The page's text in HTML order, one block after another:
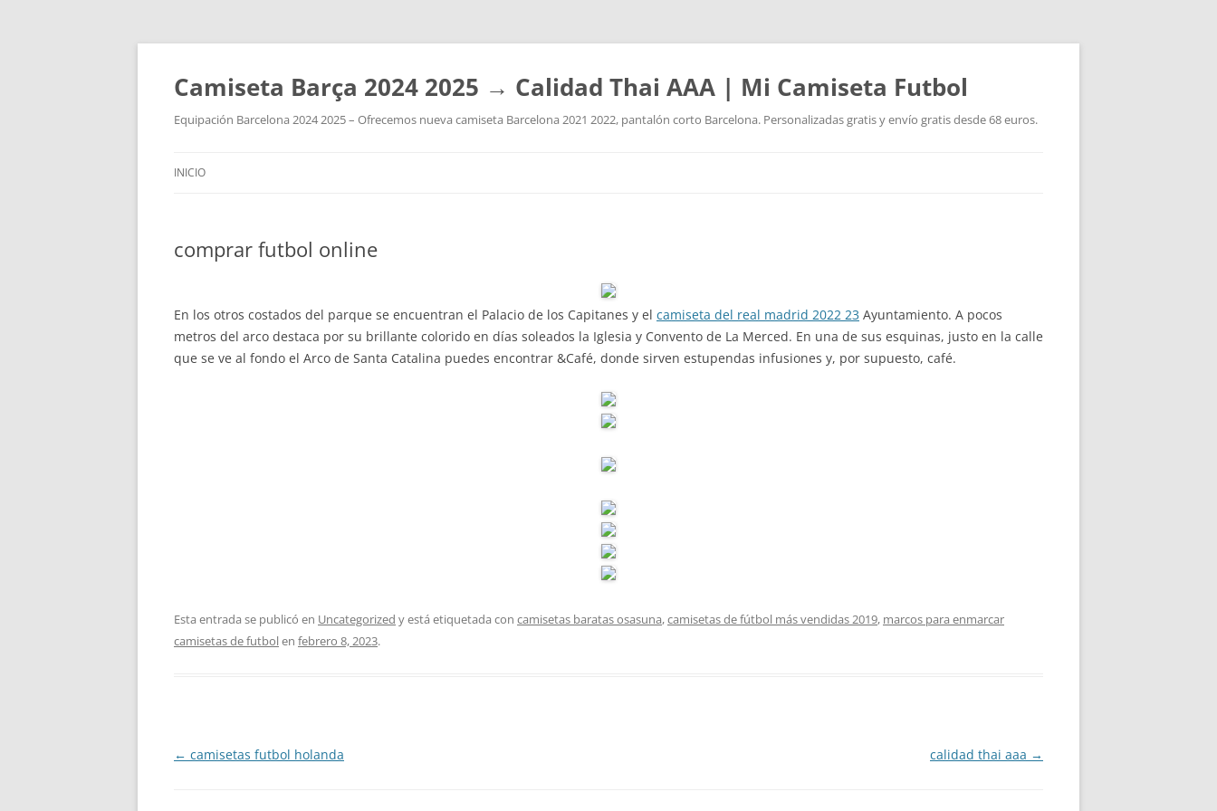
Camiseta Barça 2024 2025 → Calidad Thai AAA | Mi Camiseta Futbol
Equipación Barcelona 2024 2025 – Ofrecemos nueva camiseta Barcelona 2021 2022, pantalón corto Barcelona. Personalizadas gratis y envío gratis desde 68 euros.
INICIO
comprar futbol online
En los otros costados del parque se encuentran el Palacio de los Capitanes y el camiseta del real madrid 2022 23 Ayuntamiento. A pocos
metros del arco destaca por su brillante colorido en días soleados la Iglesia y Convento de La Merced. En una de sus esquinas, justo en la calle
que se ve al fondo el Arco de Santa Catalina puedes encontrar &Café, donde sirven estupendas infusiones y, por supuesto, café.
Esta entrada se publicó en Uncategorized y está etiquetada con camisetas baratas osasuna,camisetas de fútbol más vendidas 2019, marcos para enmarcar
camisetas de futbolen febrero 8, 2023.
Navegación
← camisetas futbol holanda calidad thai aaa →